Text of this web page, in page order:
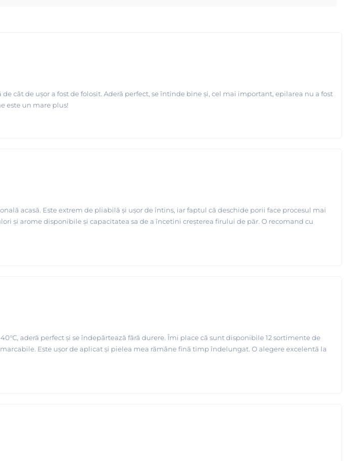
site despre MAYSTAR si Depilflax !
cât de ușor a fost de folosit. Aderă perfect, se întinde bine și, cel mai important, epilarea nu a fost
este un mare plus!
acasă. Este extrem de pliabilă și ușor de întins, iar faptul că deschide porii face procesul mai
și arome disponibile și capacitatea sa de a încetini creșterea firului de păr. O recomand cu
aderă perfect și se îndepărtează fără durere. Îmi place că sunt disponibile 12 sortimente de
Este ușor de aplicat și pielea mea rămâne fină timp îndelungat. O alegere excelentă la